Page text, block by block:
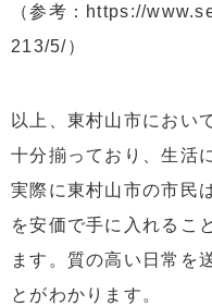
（参考：https://
213/5/）
以上、東村山市におい
十分揃っており、生活
実際に東村山市の市民
を安価で手に入れるこ
ます。質の高い日常を
とがわかります。